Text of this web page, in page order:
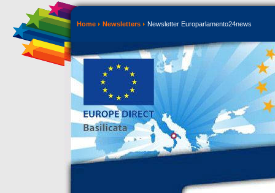
Home Newsletters Newsletter Europarlamento24news